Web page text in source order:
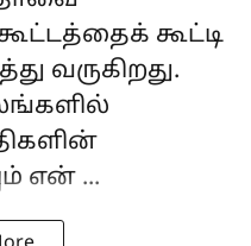
கூட்டி
வருகிறது.
என் ...